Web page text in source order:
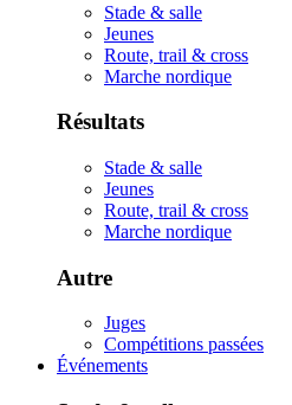
Stade & salle
Jeunes
Route, trail & cross
Marche nordique
Résultats
Stade & salle
Jeunes
Route, trail & cross
Marche nordique
Autre
Juges
Compétitions passées
Événements